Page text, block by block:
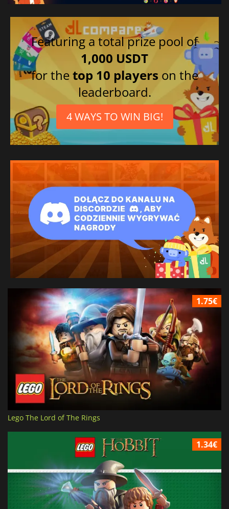
Featuring a total prize pool of
1,000 USDT
for thetop 10 players on the
leaderboard.
4 WAYS TO WIN BIG!
1.75€
Lego The Lord of The Rings
1.34€